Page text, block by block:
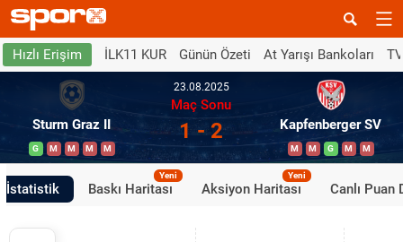
Hızlı Erişim İLK11 KUR Günün Özeti At Yarışı Bankoları
Sturm Graz II
G M M M M
23.08.2025
Maç Sonu
1 - 2 Kapfenberger SV
M M G M M
İstatistik Baskı Haritası
Yeni
Aksiyon Haritası
Yeni
Canlı Puan